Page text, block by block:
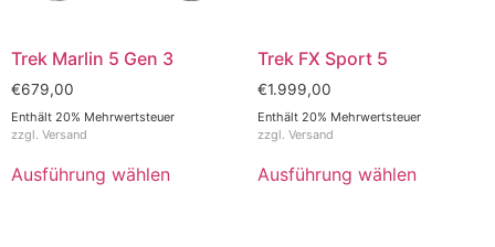
Trek Marlin 5 Gen 3
€679,00
Enthält 20% Mehrwertsteuer
zzgl. Versand
Ausführung wählen
Trek FX Sport 5
€1.999,00
Enthält 20% Mehrwertsteuer
zzgl. Versand
Ausführung wählen